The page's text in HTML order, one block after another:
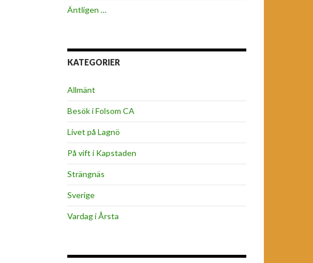
Äntligen …
KATEGORIER
Allmänt
Besök i Folsom CA
Livet på Lagnö
På vift i Kapstaden
Strängnäs
Sverige
Vardag i Årsta